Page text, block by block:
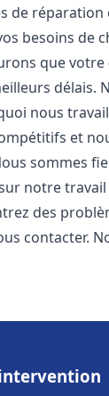
de
besoins de
que votre
nous
et
sommes
notre
des
contacter.